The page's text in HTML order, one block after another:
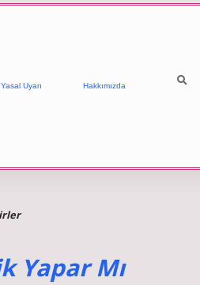
Yasal Uyarı Hakkımızda
Yapar Mı